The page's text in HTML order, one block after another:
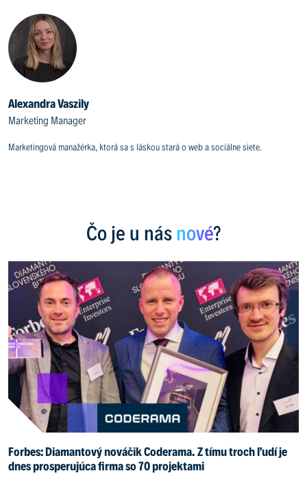
Alexandra Vaszily
Marketing Manager
Marketingová manažérka, ktorá sa s láskou stará o web a sociálne siete.
Čo je u násnové?
Forbes: Diamantový nováčik Coderama. Z tímu troch ľudí je
dnes prosperujúca firma so 70 projektami